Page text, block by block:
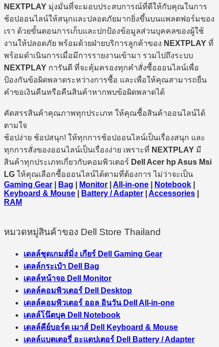
NEXTPLAY มุ่งมั่นที่จะมอบประสบการณ์ที่ดีให้กับคุณในการ
ช้อปออนไลน์ให้สนุกและปลอดภัยมากยิ่งขึ้นบนแพลตฟอร์มของ
เรา ด้วยขั้นตอนการเก็บและปกป้องข้อมูลส่วนบุคคลของผู้ใช้
งานให้ปลอดภัย พร้อมด้วยฝ่ายบริการลูกค้าของ NEXTPLAY ที่
พร้อมดำเนินการเมื่อมีการรายงานเข้ามา รวมไปถึงระบบ
NEXTPLAY การันตี ที่จะคุ้มครองทุกคำสั่งซื้อออนไลน์เพื่อ
ป้องกันข้อผิดพลาดระหว่างการซื้อ และเพื่อให้คุณสามารถยื่น
คำขอเงินคืนหรือคืนสินค้าหากพบข้อผิดพลาดได้
คัดสรรสินค้าคุณภาพทุกประเภท ให้คุณซื้อสินค้าออนไลน์ได้
ตามใจ
ช้อปง่าย ช้อปสนุก! ให้ทุกการช้อปออนไลน์เป็นเรื่องสนุก และ
ทุกการสั่งของออนไลน์เป็นเรื่องง่าย เพราะที่ NEXTPLAY มี
สินค้าทุกประเภทเกี่ยวกับคอมพิวเตอร์ Dell Acer hp Asus Msi
LG ให้คุณเลือกซื้อออนไลน์ได้ตามที่ต้องการ ไม่ว่าจะเป็น
Gaming Gear
Bag Monitor All-in-one Notebook
Keyboard & Mouse
Battery / Adapter Accessories
RAM
หมวดหมู่สินค้าของ Dell Store Thailand
เดลล์ชุดเกมส์มิ่ง เกียร์ Dell Gaming Gear
เดลล์กระเป๋า Dell Bag
เดลล์หน้าจอ Dell Monitor
เดลล์คอมพิวเตอร์ Dell Desktop
เดลล์คอมพิวเตอร์ ออล อินวัน Dell All-in-one
เดลล์โน๊ตบุค Dell Notebook
เดลล์คีย์บอร์ด เมาส์ Dell Keyboard & Mouse
เดลล์แบตเตอรี่ อะแดปเตอร์ Dell Battery / Adapter